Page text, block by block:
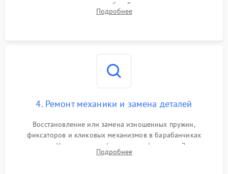
покрытия или появления грибка. Бережная очистка стекол
спецрастворами. Проверка целостности гравированной
Подробнее
4. Ремонт механики и замена деталей
Восстановление или замена изношенных пружин,
фиксаторов и кликовых механизмов в барабанчиках
поправок. Устранение люфтов в трансфокаторе. Замена
поврежденных линз, разбитой сетки или восстановление
Подробнее